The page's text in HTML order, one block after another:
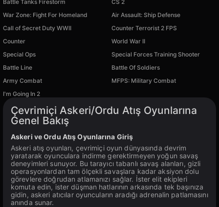
Battle Tanks Firestorm
CS 2
War Zone: Fight For Homeland
Air Assault: Ship Defense
Call of Secret Duty WWII
Counter Terrorist 2 FPS
Counter
World War II
Special Ops Special Forces Training Shooter
Battle Line Battle Of Soldiers
Army Combat MFPS: Military Combat
PC platformunda mevcut
I'm Going In 2
Çevrimiçi Askeri/Ordu Atış Oyunlarına
Genel Bakış
Askeri ve Ordu Atış Oyunlarına Giriş
Askeri atış oyunları, çevrimiçi oyun dünyasında devrim
yaratarak oyunculara indirme gerektirmeyen yoğun savaş
deneyimleri sunuyor. Bu tarayıcı tabanlı savaş alanları, gizli
operasyonlardan tam ölçekli savaşlara kadar aksiyon dolu
görevlere doğrudan atlamanızı sağlar. İster elit ekipleri
komuta edin, ister düşman hatlarının arkasında tek başınıza
gidin, askeri atıcılar oyuncuların aradığı adrenalin patlamasını
anında sunar.